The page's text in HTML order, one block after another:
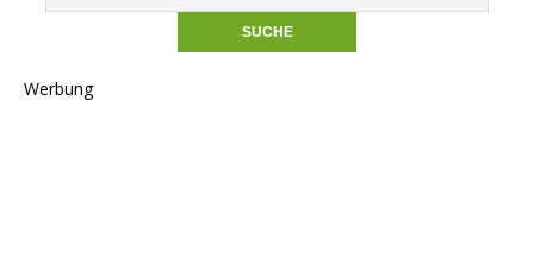
Werbung